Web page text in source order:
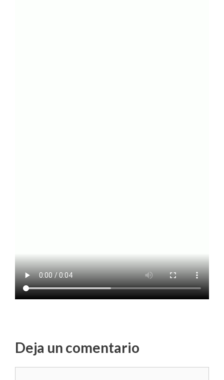
Deja un comentario